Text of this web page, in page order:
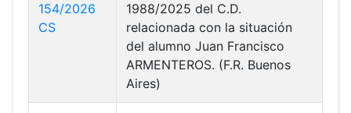
154/2026
CS
1988/2025 del C.D.
relacionada con la situación
del alumno Juan Francisco
ARMENTEROS. (F.R. Buenos
Aires)